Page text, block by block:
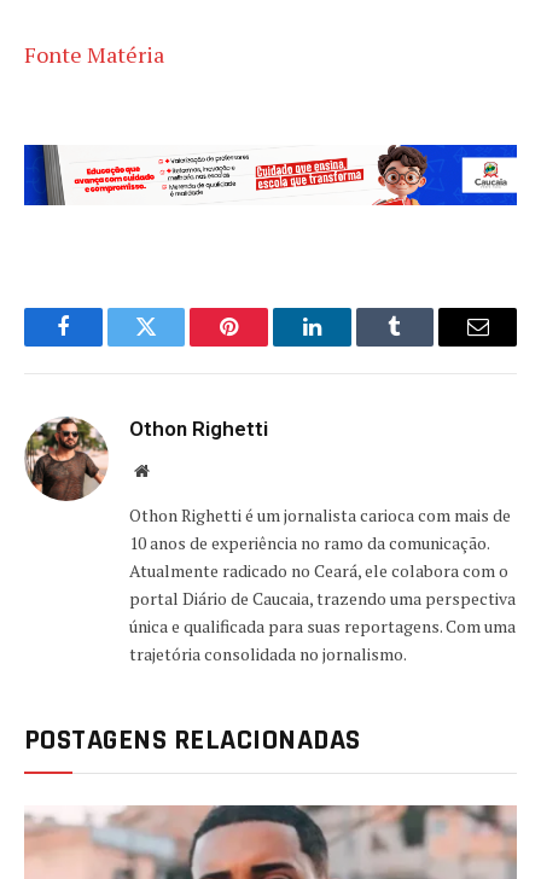
Fonte Matéria
FacebookTwitter Pinterest LinkedInTumblr Email
Othon Righetti
Website
Othon Righetti é um jornalista carioca com mais de
10 anos de experiência no ramo da comunicação.
Atualmente radicado no Ceará, ele colabora com o
portal Diário de Caucaia, trazendo uma perspectiva
única e qualificada para suas reportagens. Com uma
trajetória consolidada no jornalismo.
POSTAGENS RELACIONADAS